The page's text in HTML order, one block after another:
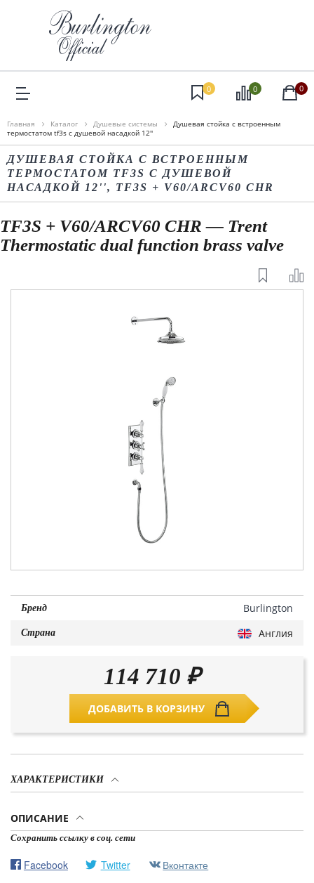
0 0 0
Главная Каталог Душевые системы
Душевая стойка c встроенным
термостатом tf3s c душевой насадкой 12''
ДУШЕВАЯ СТОЙКА C ВСТРОЕННЫМ
ТЕРМОСТАТОМ TF3S C ДУШЕВОЙ
НАСАДКОЙ 12'', TF3S + V60/ARCV60 CHR
TF3S + V60/ARCV60 CHR — Trent
Thermostatic dual function brass valve
Бренд Burlington
Страна Англия
114 710 ₽
ДОБАВИТЬ В КОРЗИНУ
ХАРАКТЕРИСТИКИ
ОПИСАНИЕ
Сохранить ссылку в соц. сети
Facebook Twitter
Вконтакте